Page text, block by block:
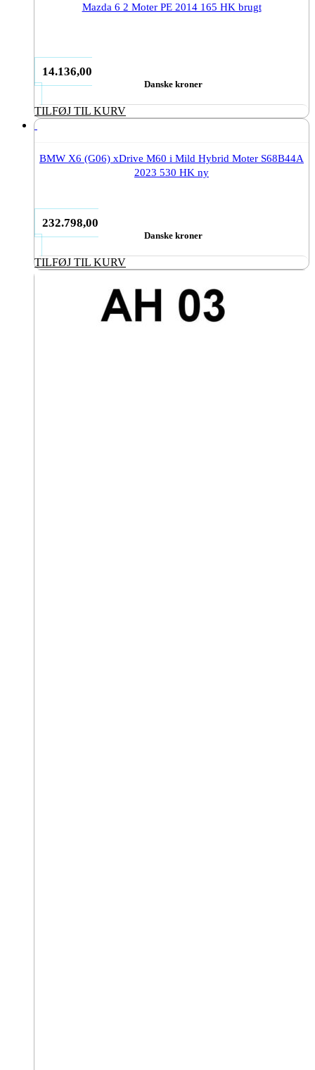
Mazda 6 2 Moter PE 2014 165 HK brugt
14.136,00
Danske kroner
TILFØJ TIL KURV
BMW X6 (G06) xDrive M60 i Mild Hybrid Moter S68B44A
2023 530 HK ny
232.798,00
Danske kroner
TILFØJ TIL KURV